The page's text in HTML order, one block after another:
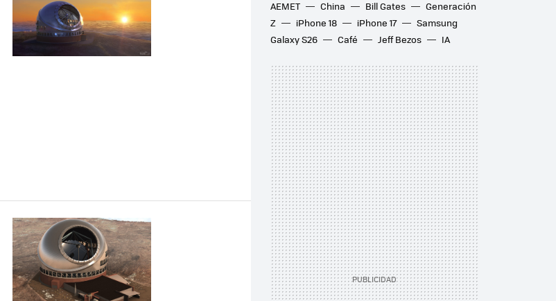
AEMET
China Bill Gates
Generación
Z
iPhone 18 iPhone 17
Samsung
Galaxy S26
Café Jeff Bezos IA